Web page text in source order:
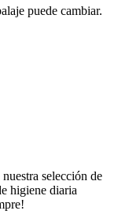
puede cambiar.
selección de
higiene diaria